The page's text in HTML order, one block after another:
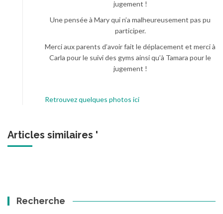
jugement !
Une pensée à Mary qui n’a malheureusement pas pu
participer.
Merci aux parents d’avoir fait le déplacement et merci à
Carla pour le suivi des gyms ainsi qu’à Tamara pour le
jugement !
Retrouvez quelques photos ici
Articles similaires '
Recherche